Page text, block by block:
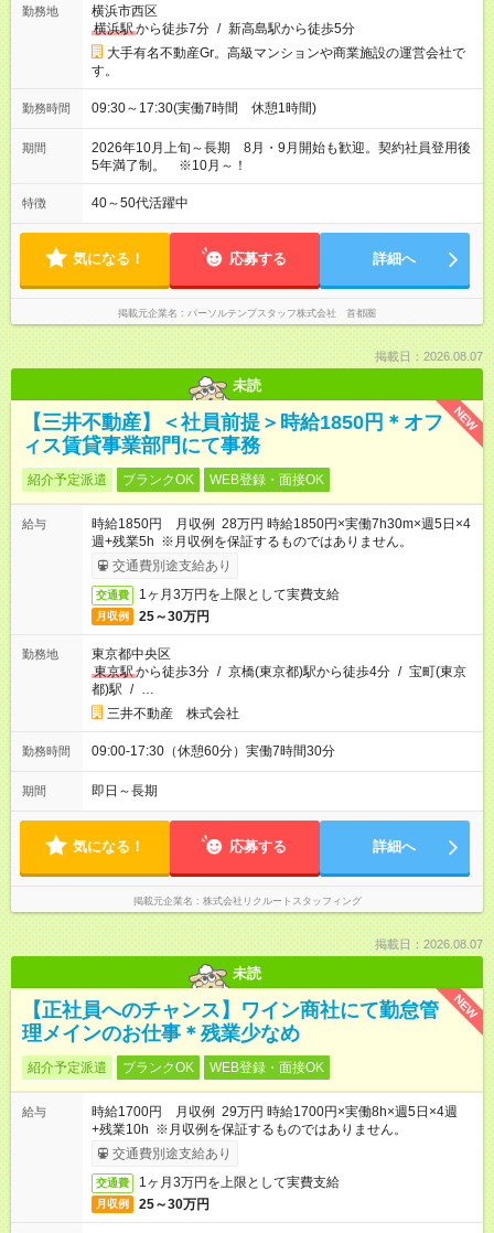
勤務地
横浜市西区
横浜駅から徒歩7分 / 新高島駅から徒歩5分
大手有名不動産Gr。高級マンションや商業施設の運営会社で
す。
勤務時間 09:30～17:30(実働7時間 休憩1時間)
期間
2026年10月上旬～長期 8月・9月開始も歓迎。契約社員登用後
5年満了制。 ※10月～！
特徴 40～50代活躍中
気になる！ 応募する 詳細へ
掲載元企業名 パーソルテンプスタッフ株式会社 首都圏
掲載日：2026.08.07
未読
NEW
【三井不動産】＜社員前提＞時給1850円＊オフ
ィス賃貸事業部門にて事務
紹介予定派遣 ブランクOK WEB登録・面接OK
給与
時給1850円 月収例 28万円 時給1850円×実働7h30m×週5日×4
週+残業5h ※月収例を保証するものではありません。
交通費別途支給あり
交通費 1ヶ月3万円を上限として実費支給
月収例 25～30万円
勤務地
東京都中央区
東京駅から徒歩3分 / 京橋(東京都)駅から徒歩4分 / 宝町(東京
都)駅 / …
三井不動産 株式会社
勤務時間 09:00-17:30（休憩60分）実働7時間30分
期間 即日～長期
気になる！ 応募する 詳細へ
掲載元企業名 株式会社リクルートスタッフィング
掲載日：2026.08.07
未読
NEW
【正社員へのチャンス】ワイン商社にて勤怠管
理メインのお仕事＊残業少なめ
紹介予定派遣 ブランクOK WEB登録・面接OK
給与
時給1700円 月収例 29万円 時給1700円×実働8h×週5日×4週
+残業10h ※月収例を保証するものではありません。
交通費別途支給あり
交通費 1ヶ月3万円を上限として実費支給
月収例 25～30万円